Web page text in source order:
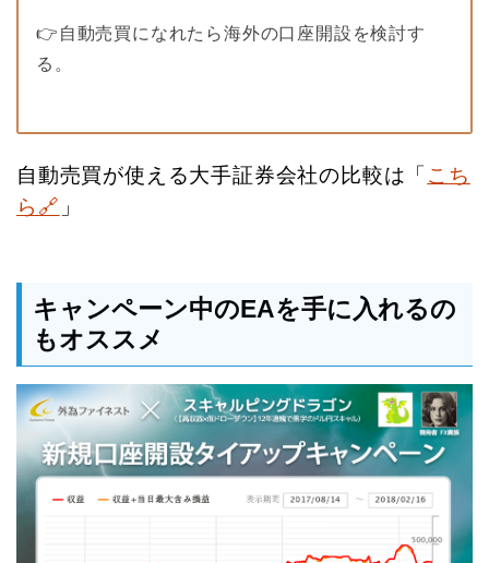
👉自動売買になれたら海外の口座開設を検討す
る。
自動売買が使える大手証券会社の比較は「 こち
ら🔗 」
キャンペーン中のEAを手に入れるの
もオススメ